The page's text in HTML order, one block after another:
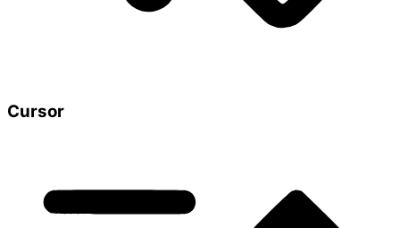
Cursor